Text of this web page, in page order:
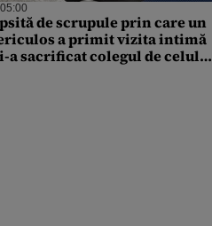
de scrupule prin care un
a primit vizita intimă
a sacrificat colegul de celulă,